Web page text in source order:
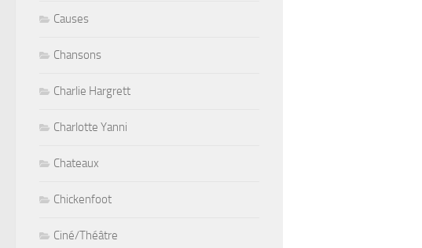
Causes
Chansons
Charlie Hargrett
Charlotte Yanni
Chateaux
Chickenfoot
Ciné/Théâtre